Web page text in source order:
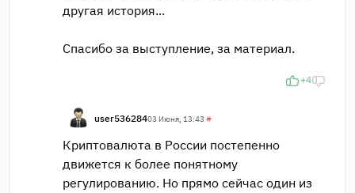
другая история...
Спасибо за выступление, за материал.
+4
user53628403 Июня, 13:43 #
Криптовалюта в России постепенно
движется к более понятному
регулированию. Но прямо сейчас один из